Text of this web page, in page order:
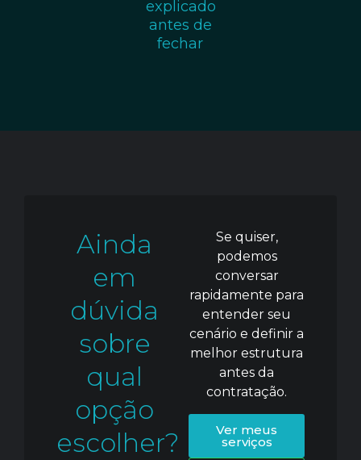
explicado
antes de
fechar
Ainda
em
dúvida
sobre
qual
opção
escolher?
Se quiser,
podemos
conversar
rapidamente para
entender seu
cenário e definir a
melhor estrutura
antes da
contratação.
Ver meus
serviços